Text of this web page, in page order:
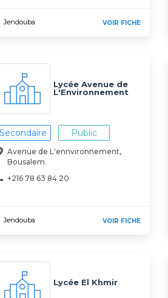
Jendouba VOIR FICHE
Lycée Avenue de
L'Environnement
Secondaire Public
Avenue de L'ennvironnement,
Bousalem
+216 78 63 84 20
Jendouba VOIR FICHE
Lycée El Khmir